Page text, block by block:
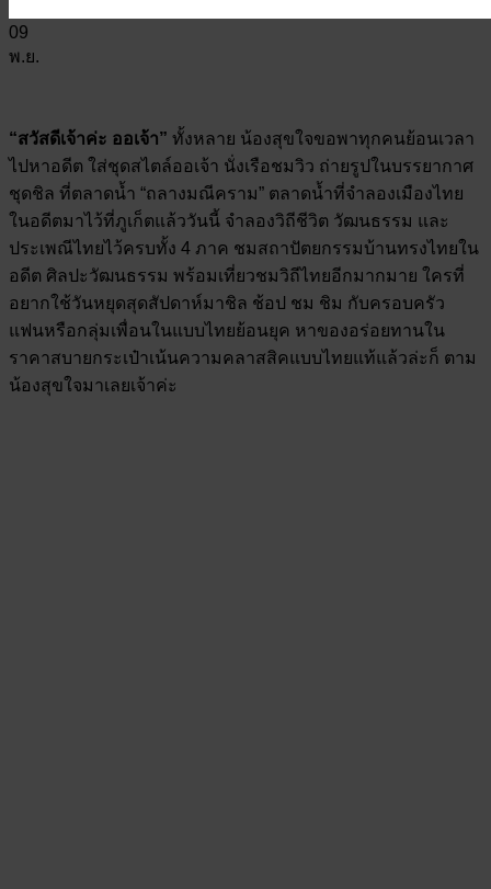
09
พ.ย.
“สวัสดีเจ้าค่ะ ออเจ้า” ทั้งหลาย น้องสุขใจขอพาทุกคนย้อนเวลา
ไปหาอดีต ใส่ชุดสไตล์ออเจ้า นั่งเรือชมวิว ถ่ายรูปในบรรยากาศ
ชุดชิล ที่ตลาดน้ำ “ถลางมณีคราม” ตลาดน้ำที่จำลองเมืองไทย
ในอดีตมาไว้ที่ภูเก็ตแล้ววันนี้ จำลองวิถีชีวิต วัฒนธรรม และ
ประเพณีไทยไว้ครบทั้ง 4 ภาค ชมสถาปัตยกรรมบ้านทรงไทยใน
อดีต ศิลปะวัฒนธรรม พร้อมเที่ยวชมวิถีไทยอีกมากมาย ใครที่
อยากใช้วันหยุดสุดสัปดาห์มาชิล ช้อป ชม ชิม กับครอบครัว
แฟนหรือกลุ่มเพื่อนในแบบไทยย้อนยุค หาของอร่อยทานใน
ราคาสบายกระเป๋าเน้นความคลาสสิคแบบไทยแท้แล้วล่ะก็ ตาม
น้องสุขใจมาเลยเจ้าค่ะ